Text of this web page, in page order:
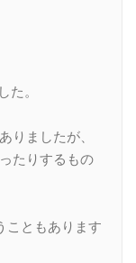
た。
りましたが、
たりするもの
こともあります